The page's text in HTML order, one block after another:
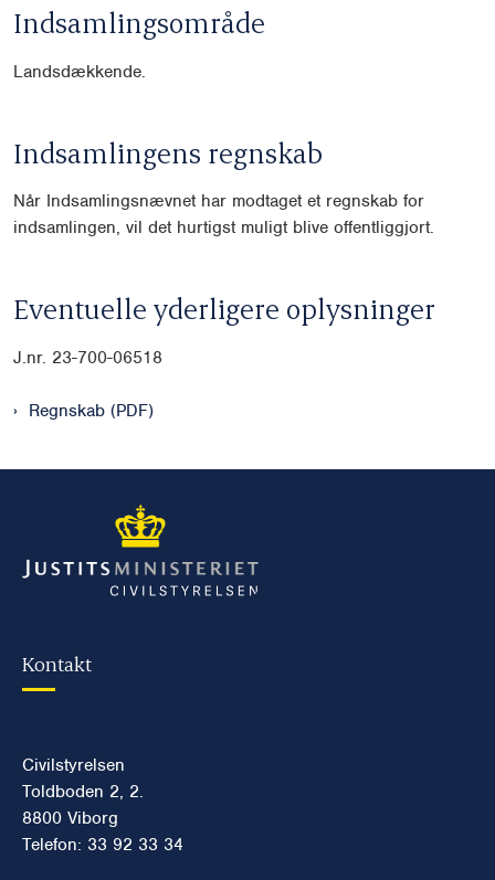
Indsamlingsområde
Landsdækkende.
Indsamlingens regnskab
Når Indsamlingsnævnet har modtaget et regnskab for
indsamlingen, vil det hurtigst muligt blive offentliggjort.
Eventuelle yderligere oplysninger
J.nr. 23-700-06518
Regnskab (PDF)
Kontakt
Civilstyrelsen
Toldboden 2, 2.
8800 Viborg
Telefon: 33 92 33 34